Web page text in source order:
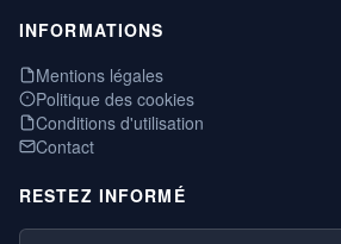
INFORMATIONS
Mentions légales
Politique des cookies
Conditions d'utilisation
Contact
RESTEZ INFORMÉ